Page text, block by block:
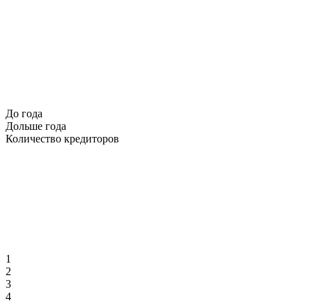
До года
Дольше года
Количество кредиторов
1
2
3
4